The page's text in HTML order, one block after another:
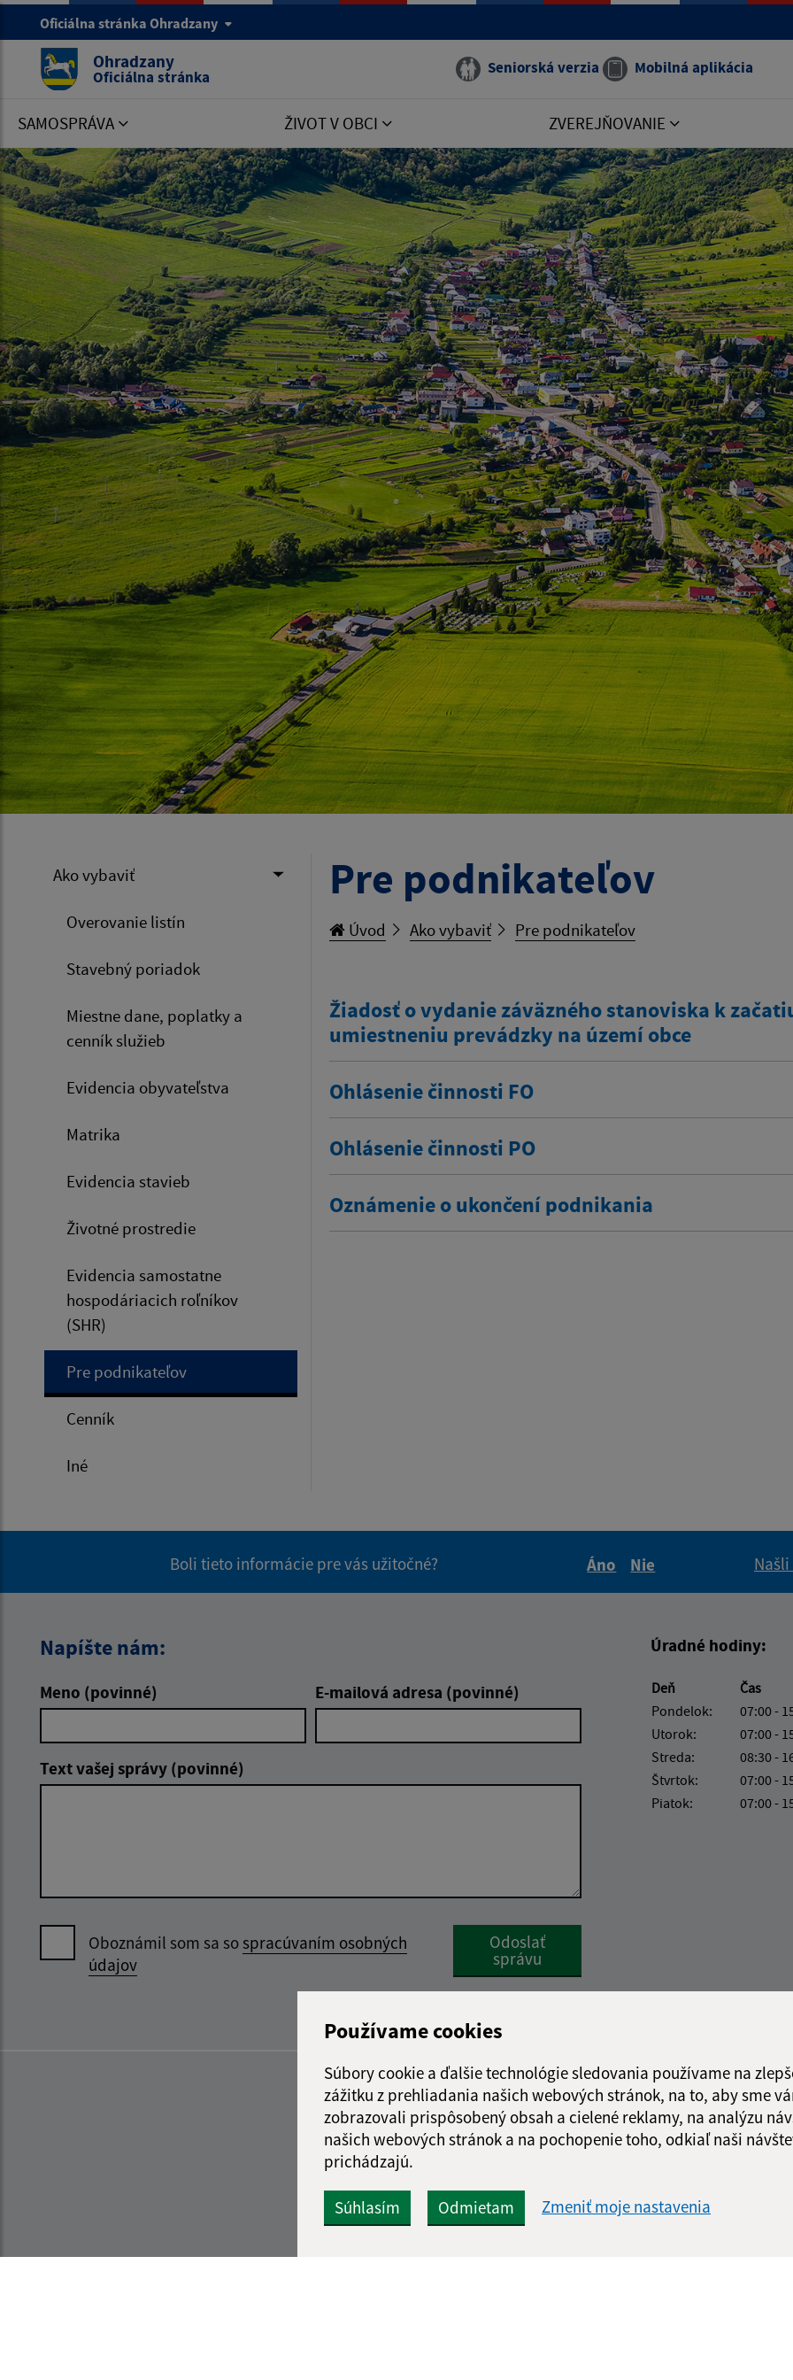
Používame cookies
Súbory cookie a ďalšie technológie sledovania používame na
zážitku z prehliadania našich webových stránok, na to, aby sme
zobrazovali prispôsobený obsah a cielené reklamy, na analýzu
našich webových stránok a na pochopenie toho, odkiaľ naši
prichádzajú.
Súhlasím Odmietam Zmeniť moje nastavenia
Oficiálna stránka Ohradzany
Ohradzany
Oficiálna stránka Seniorská verzia Mobilná aplikácia
SAMOSPRÁVA ŽIVOT V OBCI ZVEREJŇOVANIE
Ako vybaviť
Overovanie listín
Stavebný poriadok
Miestne dane, poplatky a
cenník služieb
Evidencia obyvateľstva
Matrika
Evidencia stavieb
Životné prostredie
Evidencia samostatne
hospodáriacich roľníkov
(SHR)
Pre podnikateľov
Cenník
Iné
Pre podnikateľov
Úvod Ako vybaviť Pre podnikateľov
Žiadosť o vydanie záväzného stanoviska k
umiestneniu prevádzky na území obce
Ohlásenie činnosti FO
Ohlásenie činnosti PO
Oznámenie o ukončení podnikania
Boli tieto informácie pre vás užitočné?
Áno
Nie
Napíšte nám:
Meno (povinné) E-mailová adresa (povinné)
Text vašej správy (povinné)
Oboznámil som sa sospracúvaním osobných
údajov
Google reCaptcha Response
Odoslať
správu
Úradné hodiny:
Deň
Čas
Pondelok:
07:00 -
Utorok:
07:00 -
Streda:
08:30 -
Štvrtok:
07:00 -
Piatok:
07:00 -